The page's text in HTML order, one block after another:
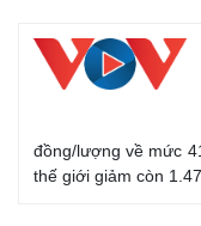
Cuộc sống đó đây
Hồ sơ
đồng/lượng về mức
thế giới giảm còn